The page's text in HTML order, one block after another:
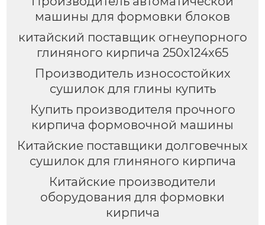
машины для формовки блоков
китайский поставщик огнеупорного
глиняного кирпича 250x124x65
Производитель износостойких
сушилок для глины купить
Купить производителя прочного
кирпича формовочной машины
Китайские поставщики долговечных
сушилок для глиняного кирпича
Китайские производители
оборудования для формовки
кирпича